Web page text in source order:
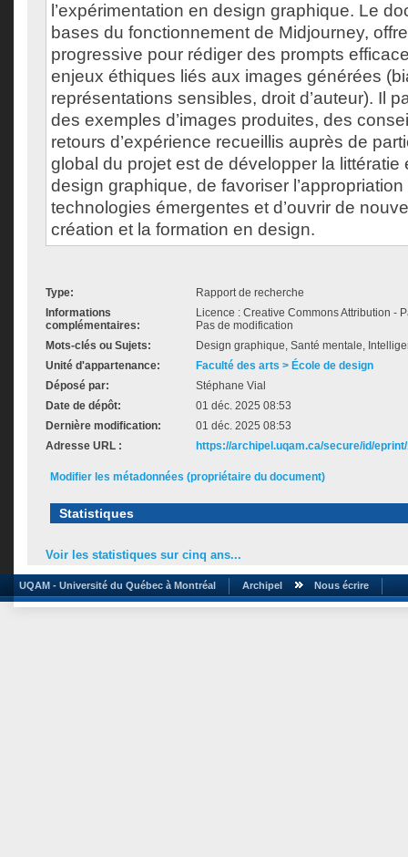
l’expérimentation en design graphique. Le
bases du fonctionnement de Midjourney,
progressive pour rédiger des prompts
enjeux éthiques liés aux images générées
représentations sensibles, droit d’auteur). Il
des exemples d’images produites, des
retours d’expérience recueillis auprès de
global du projet est de développer la littératie
design graphique, de favoriser
technologies émergentes et d’ouvrir de
création et la formation en design.
Type:
Rapport de recherche
Informations
complémentaires:
Licence : Creative Commons Attribution -
Pas de modification
Mots-clés ou Sujets:
Design graphique, Santé mentale,
Unité d'appartenance:
Faculté des arts > École de design
Déposé par:
Stéphane Vial
Date de dépôt:
01 déc. 2025 08:53
Dernière modification:
01 déc. 2025 08:53
Adresse URL :
https://archipel.uqam.ca/secure/id/
Modifier les métadonnées (propriétaire du document)
Statistiques
Voir les statistiques sur cinq ans...
UQAM - Université du Québec à Montréal Archipel Nous écrire